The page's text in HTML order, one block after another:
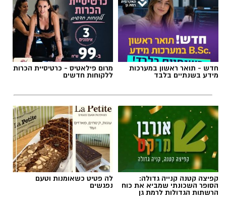
חדש - תואר ראשון במערכות
מידע בשנתיים בלבד
מרום פילאטיס - כרטיסיית הכרות
ללקוחות חדשים
קפיצה קטנה קנייה גדולה:
הסופר השכונתי שמביא את כוח
הרשתות הגדולות לרמת גן
לה פטיט כשאומנות וטעם
נפגשים